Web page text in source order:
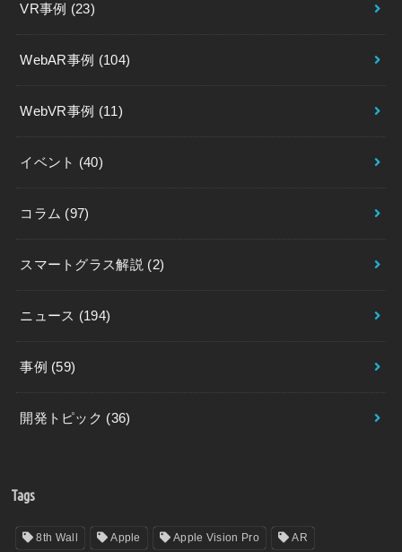
VR事例 (23)
WebAR事例 (104)
WebVR事例 (11)
イベント (40)
コラム (97)
スマートグラス解説 (2)
ニュース (194)
事例 (59)
開発トピック (36)
Tags
8th Wall Apple Apple Vision Pro AR